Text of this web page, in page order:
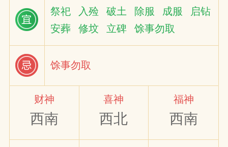
网
祭祀 入殓 破土 除服 成服
启钻
安葬
修坟 立碑 馀事勿取
馀事勿取
财神
西南
喜神
西北
福神
西南